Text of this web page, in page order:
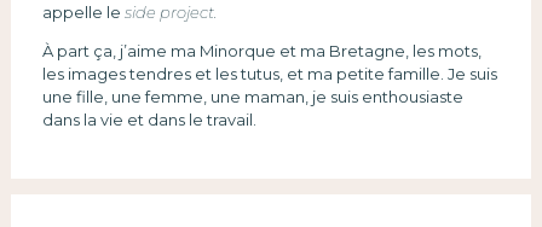
appelle le side project.
À part ça, j’aime ma Minorque et ma Bretagne, les mots,
les images tendres et les tutus, et ma petite famille. Je suis
une fille, une femme, une maman, je suis enthousiaste
dans la vie et dans le travail.